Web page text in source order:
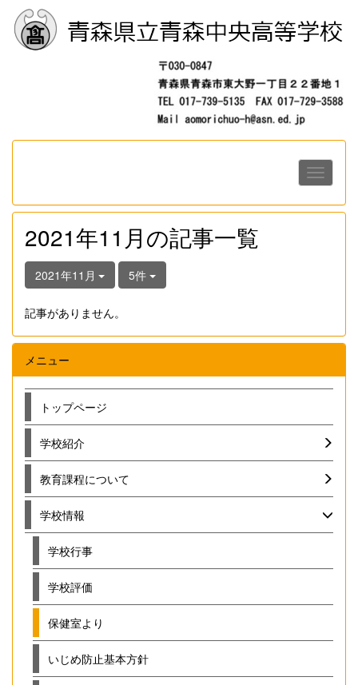
2021年11月の記事一覧
2021年11月 5件
記事がありません。
メニュー
トップページ
学校紹介
教育課程について
学校情報
学校行事
学校評価
保健室より
いじめ防止基本方針